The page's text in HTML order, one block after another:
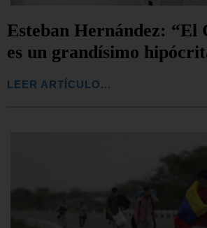
Esteban Hernández: “El
es un grandísimo
LEER ARTÍCULO...